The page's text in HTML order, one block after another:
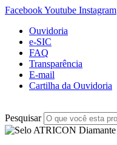
FacebookYoutube Instagram
Ouvidoria
e-SIC
FAQ
Transparência
E-mail
Cartilha da Ouvidoria
Pesquisar